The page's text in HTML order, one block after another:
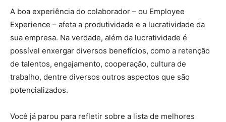
A boa experiência do colaborador – ou Employee
Experience – afeta a produtividade e a lucratividade da
sua empresa. Na verdade, além da lucratividade é
possível enxergar diversos benefícios, como a retenção
de talentos, engajamento, cooperação, cultura de
trabalho, dentre diversos outros aspectos que são
potencializados.
Você já parou para refletir sobre a lista de melhores